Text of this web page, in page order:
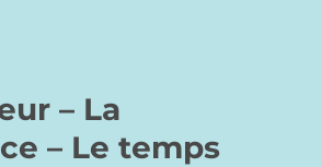
– La
– Le temps